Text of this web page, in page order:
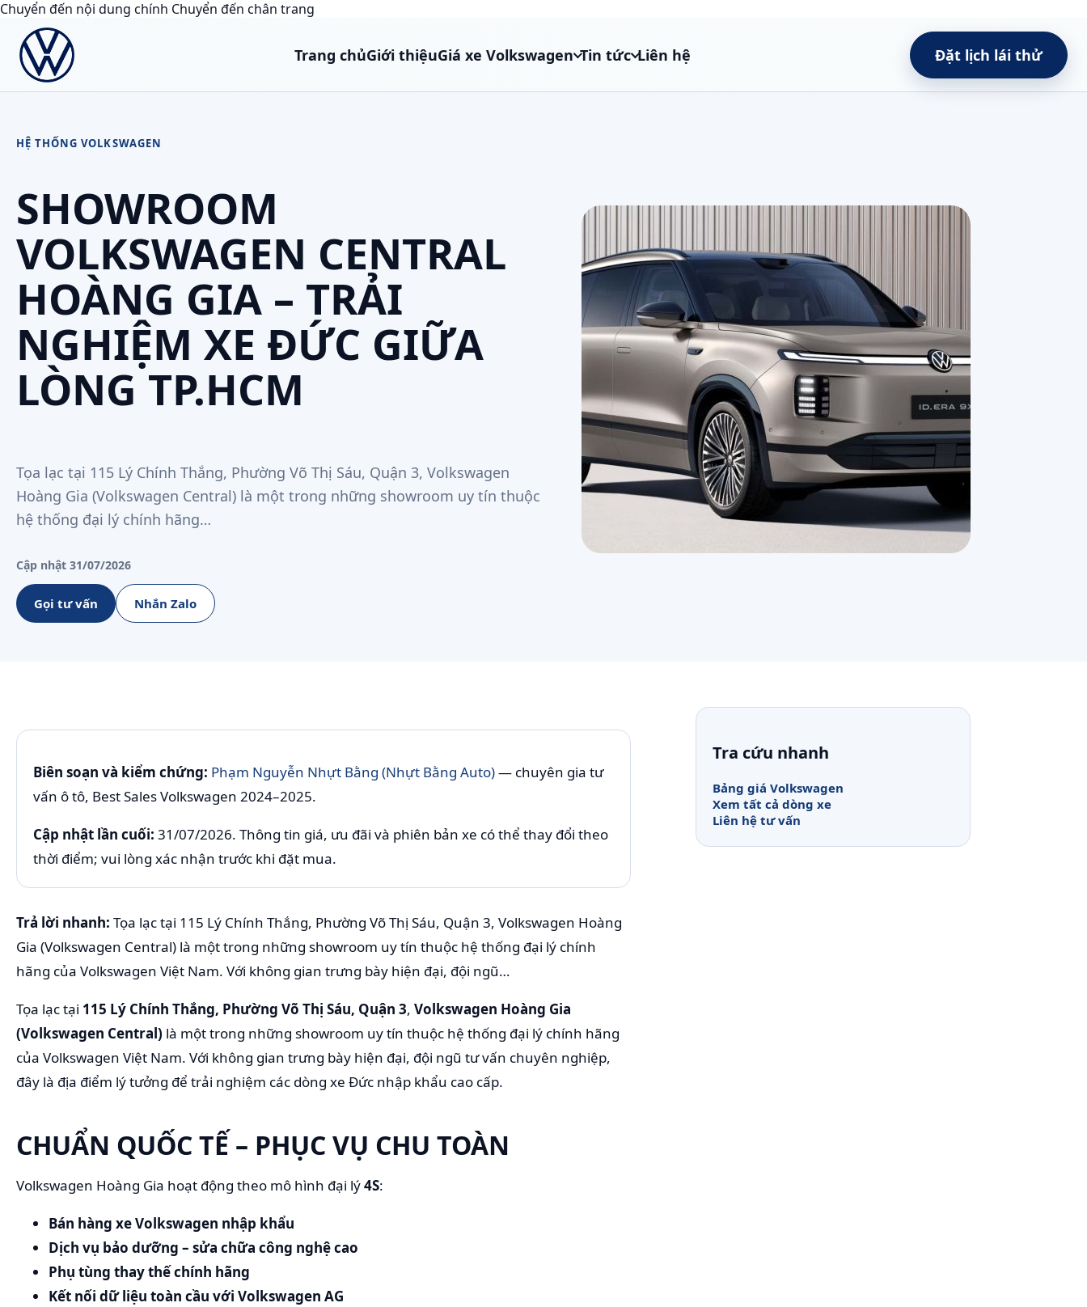
Chuyển đến nội dung chính Chuyển đến chân trang
Trang chủGiới thiệuGiá xe Volkswagen Tin tức Liên hệ Đặt lịch lái thử
HỆ THỐNG VOLKSWAGEN
SHOWROOM
VOLKSWAGEN CENTRAL
HOÀNG GIA – TRẢI
NGHIỆM XE ĐỨC GIỮA
LÒNG TP.HCM
Tọa lạc tại 115 Lý Chính Thắng, Phường Võ Thị Sáu, Quận 3, Volkswagen
Hoàng Gia (Volkswagen Central) là một trong những showroom uy tín thuộc
hệ thống đại lý chính hãng…
Cập nhật 31/07/2026
Gọi tư vấn Nhắn Zalo
Biên soạn và kiểm chứng: Phạm Nguyễn Nhựt Bằng (Nhựt Bằng Auto)— chuyên gia tư
vấn ô tô, Best Sales Volkswagen 2024–2025.
Cập nhật lần cuối: 31/07/2026. Thông tin giá, ưu đãi và phiên bản xe có thể thay đổi theo
thời điểm; vui lòng xác nhận trước khi đặt mua.
Trả lời nhanh: Tọa lạc tại 115 Lý Chính Thắng, Phường Võ Thị Sáu, Quận 3, Volkswagen Hoàng
Gia (Volkswagen Central) là một trong những showroom uy tín thuộc hệ thống đại lý chính
hãng của Volkswagen Việt Nam. Với không gian trưng bày hiện đại, đội ngũ…
Tọa lạc tại 115 Lý Chính Thắng, Phường Võ Thị Sáu, Quận 3, Volkswagen Hoàng Gia
(Volkswagen Central) là một trong những showroom uy tín thuộc hệ thống đại lý chính hãng
của Volkswagen Việt Nam. Với không gian trưng bày hiện đại, đội ngũ tư vấn chuyên nghiệp,
đây là địa điểm lý tưởng để trải nghiệm các dòng xe Đức nhập khẩu cao cấp.
CHUẨN QUỐC TẾ – PHỤC VỤ CHU TOÀN
Volkswagen Hoàng Gia hoạt động theo mô hình đại lý4S:
Bán hàng xe Volkswagen nhập khẩu
Dịch vụ bảo dưỡng – sửa chữa công nghệ cao
Phụ tùng thay thế chính hãng
Kết nối dữ liệu toàn cầu với Volkswagen AG
Tra cứu nhanh
Bảng giá Volkswagen
Xem tất cả dòng xe
Liên hệ tư vấn